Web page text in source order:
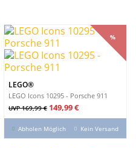
€
LEGO®
LEGO Icons 10295 - Porsche 911
Verkaufspreis
UVP 169,99 €
%
Preis
149,99 €
%
Abholen Möglich Kein Versand